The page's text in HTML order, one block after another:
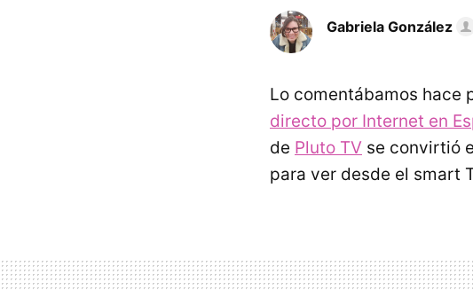
Gabriela González
Lo comentábamos hace
directo por Internet en
de Pluto TV se convirtió
para ver desde el smart